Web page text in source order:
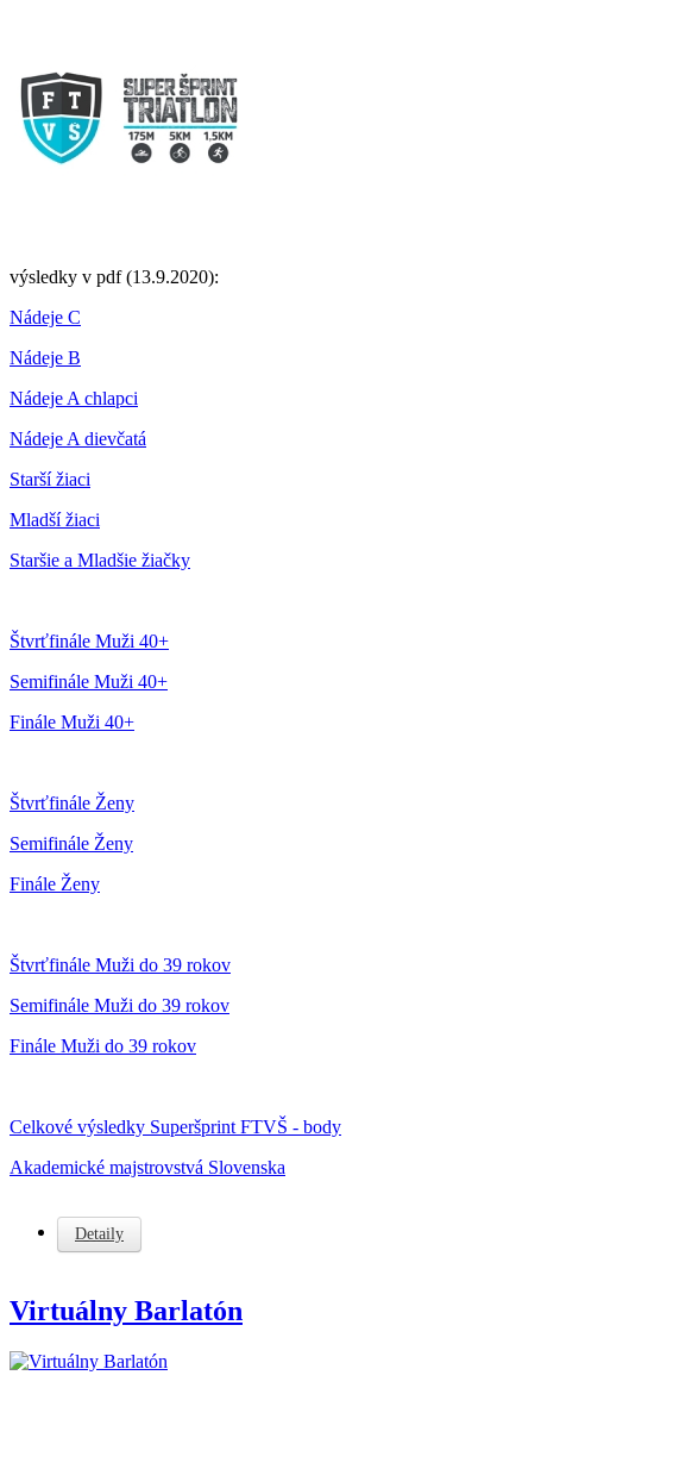
výsledky v pdf (13.9.2020):
Nádeje C
Nádeje B
Nádeje A chlapci
Nádeje A dievčatá
Starší žiaci
Mladší žiaci
Staršie a Mladšie žiačky
Štvrťfinále Muži 40+
Semifinále Muži 40+
Finále Muži 40+
Štvrťfinále Ženy
Semifinále Ženy
Finále Ženy
Štvrťfinále Muži do 39 rokov
Semifinále Muži do 39 rokov
Finále Muži do 39 rokov
Celkové výsledky Superšprint FTVŠ - body
Akademické majstrovstvá Slovenska
Detaily
Virtuálny Barlatón